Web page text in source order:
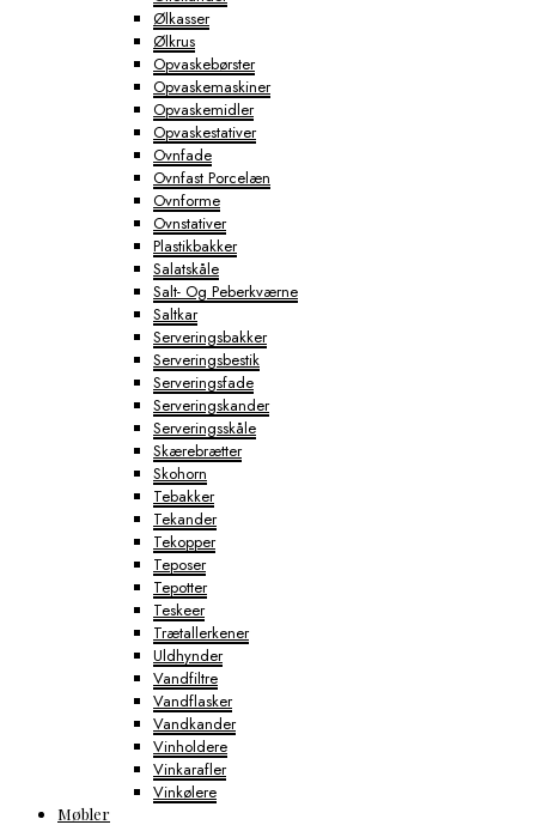
Ølkasser
Ølkrus
Opvaskebørster
Opvaskemaskiner
Opvaskemidler
Opvaskestativer
Ovnfade
Ovnfast Porcelæn
Ovnforme
Ovnstativer
Plastikbakker
Salatskåle
Salt- Og Peberkværne
Saltkar
Serveringsbakker
Serveringsbestik
Serveringsfade
Serveringskander
Serveringsskåle
Skærebrætter
Skohorn
Tebakker
Tekander
Tekopper
Teposer
Tepotter
Teskeer
Trætallerkener
Uldhynder
Vandfiltre
Vandflasker
Vandkander
Vinholdere
Vinkarafler
Vinkølere
Møbler